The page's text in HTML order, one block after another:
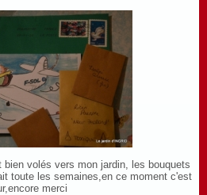
bien volés vers mon jardin, les bouquets
toute les semaines,en ce moment c'est
merci